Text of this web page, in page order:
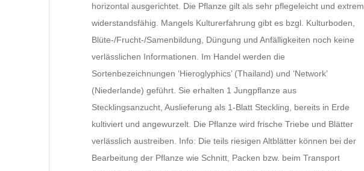
horizontal ausgerichtet. Die Pflanze gilt als sehr pflegeleicht und extrem
widerstandsfähig. Mangels Kulturerfahrung gibt es bzgl. Kulturboden,
Blüte-/Frucht-/Samenbildung, Düngung und Anfälligkeiten noch keine
verlässlichen Informationen. Im Handel werden die
Sortenbezeichnungen ‘Hieroglyphics’ (Thailand) und ‘Network’
(Niederlande) geführt. Sie erhalten 1 Jungpflanze aus
Stecklingsanzucht, Auslieferung als 1-Blatt Steckling, bereits in Erde
kultiviert und angewurzelt. Die Pflanze wird frische Triebe und Blätter
verlässlich austreiben. Info: Die teils riesigen Altblätter können bei der
Bearbeitung der Pflanze wie Schnitt, Packen bzw. beim Transport